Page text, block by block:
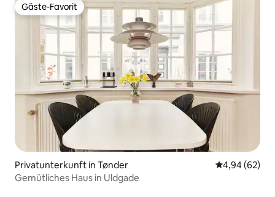
Gäste-Favorit
Gäste-Favorit
Privatunterkunft in Tønder
4,94 (62)
Gemütliches Haus in Uldgade